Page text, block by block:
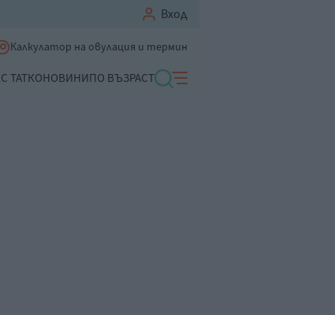
Вход
Калкулатор на овулация и термин
С ТАТКОНОВИНИПО ВЪЗРАСТ